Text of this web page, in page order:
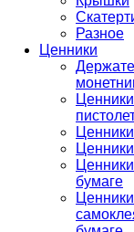
Разное
Ценники
бумаге